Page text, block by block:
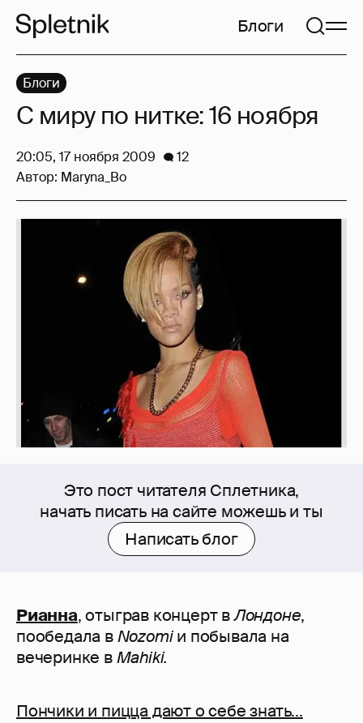
Блоги
Это пост читателя Сплетника,
начать писать на сайте можешь и ты
Написать блог
Рианна, отыграв концерт вЛондоне,
пообедала вNozomiи побывала на
вечеринке вMahiki.
Пончики и пицца дают о себе знать...
Блоги
С миру по нитке: 16 ноября
20:05, 17 ноября 2009
12
Автор: Maryna_Bo